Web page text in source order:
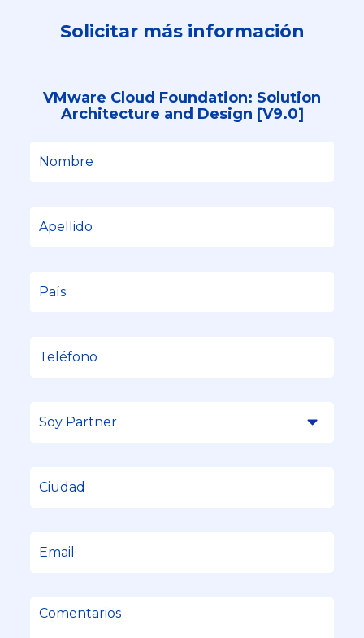
Solicitar más información
VMware Cloud Foundation: Solution
Architecture and Design [V9.0]